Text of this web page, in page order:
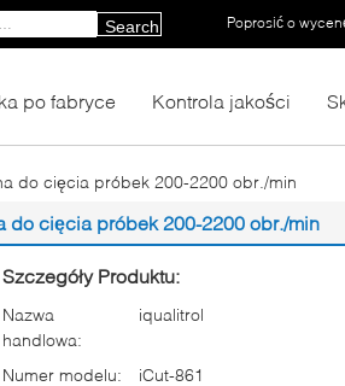
Poprosić o
Search
po fabryce Kontrola jakości
do cięcia próbek 200-2200 obr./min
do cięcia próbek 200-2200 obr./min
Szczegóły Produktu:
Nazwa
handlowa:
iqualitrol
Numer modelu: iCut-861